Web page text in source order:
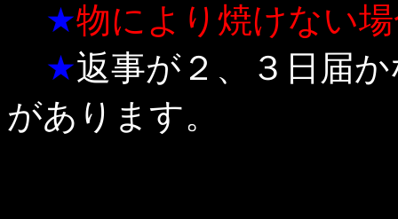
★物により焼けない
★返事が２、３日届
があります。